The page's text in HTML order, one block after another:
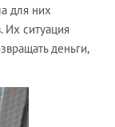
для них
Их ситуация
деньги,